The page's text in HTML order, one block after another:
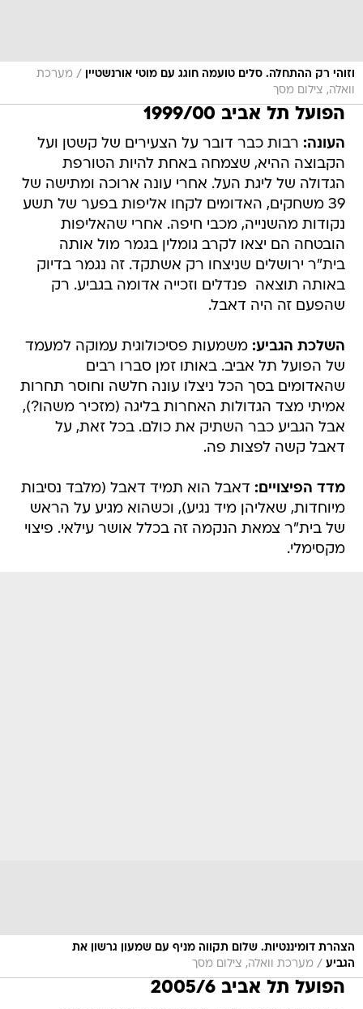
וזוהי רק ההתחלה. סלים טועמה חוגג עם מוטי אורנשטיין / מערכת
וואלה, צילום מסך
הפועל תל אביב 1999/00
העונה: רבות כבר דובר על הצעירים של קשטן ועל
הקבוצה ההיא, שצמחה באחת להיות הטורפת
הגדולה של ליגת העל. אחרי עונה ארוכה ומתישה של
39 משחקים, האדומים לקחו אליפות בפער של תשע
נקודות מהשנייה, מכבי חיפה. אחרי שהאליפות
הובטחה הם יצאו לקרב גומלין בגמר מול אותה
בית"ר ירושלים שניצחו רק אשתקד. זה נגמר בדיוק
באותה תוצאה  פנדלים וזכייה אדומה בגביע. רק
שהפעם זה היה דאבל.
השלכת הגביע: משמעות פסיכולוגית עמוקה למעמד
של הפועל תל אביב. באותו זמן סברו רבים
שהאדומים בסך הכל ניצלו עונה חלשה וחוסר תחרות
אמיתי מצד הגדולות האחרות בליגה (מזכיר משהו?),
אבל הגביע כבר השתיק את כולם. בכל זאת, על
דאבל קשה לפצות פה.
מדד הפיצויים: דאבל הוא תמיד דאבל (מלבד נסיבות
מיוחדות, שאליהן מיד נגיע), וכשהוא מגיע על הראש
של בית"ר צמאת הנקמה זה בכלל אושר עילאי. פיצוי
מקסימלי.
הצהרת דומיננטיות. שלום תקווה מניף עם שמעון גרשון את
הגביע / מערכת וואלה, צילום מסך
הפועל תל אביב 2005/6